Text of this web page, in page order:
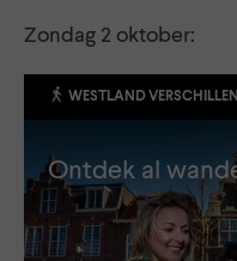
Zondag 2 oktober:
WESTLAND
Ontdek al